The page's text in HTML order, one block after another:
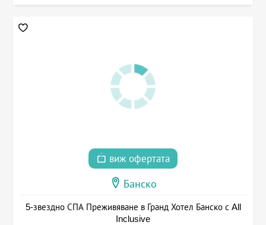
виж офертата
Банско
5-звездно СПА Преживяване в Гранд Хотел Банско с All
Inclusive